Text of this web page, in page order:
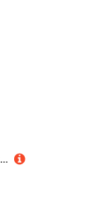
Azxcvbnm Durabilität PCB Materials 10Pin Switching Board Adapter Resets Taste Board Für Computer Mainboard Testwartung